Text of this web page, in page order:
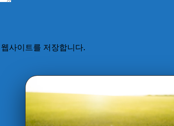
사이트를 저장합니다.